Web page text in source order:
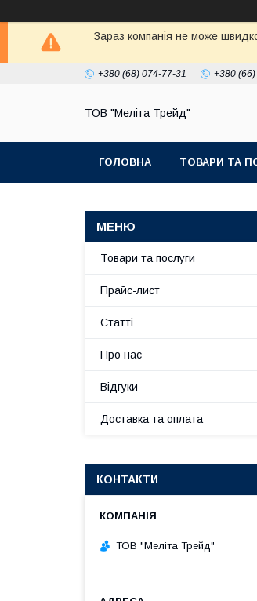
Зараз компанія не може
+380 (68) 074-77-31 +380
ТОВ "Меліта Трейд"
ГОЛОВНА ТОВАРИ ТА
Товари та послуги
Прайс-лист
Статті
Про нас
Відгуки
Доставка та оплата
КОНТАКТИ
ТОВ "Меліта Трейд"